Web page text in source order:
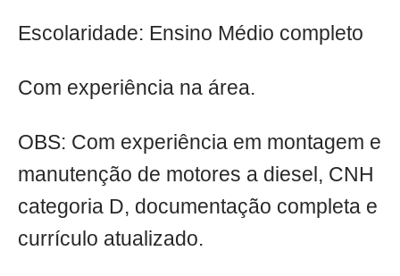
Escolaridade: Ensino Médio completo
Com experiência na área.
OBS: Com experiência em montagem e
manutenção de motores a diesel, CNH
categoria D, documentação completa e
currículo atualizado.